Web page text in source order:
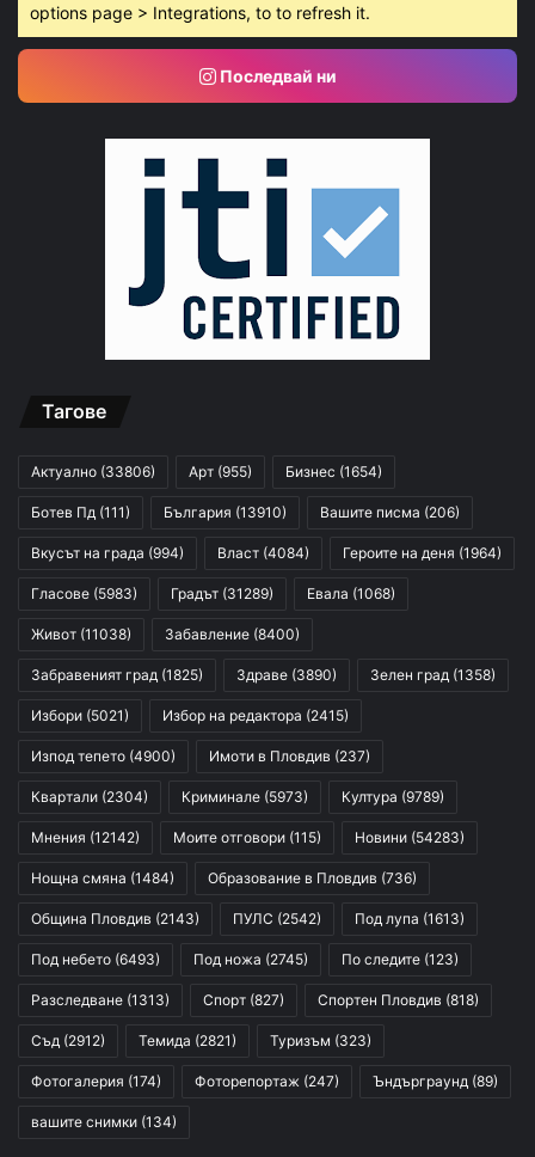
options page > Integrations, to to refresh it.
Последвай ни
Тагове
Актуално (33806) Арт (955) Бизнес (1654)
Ботев Пд (111) България (13910) Вашите писма (206)
Вкусът на града (994) Власт (4084) Героите на деня (1964)
Гласове (5983) Градът (31289) Евала (1068)
Живот (11038) Забавление (8400)
Забравеният град (1825) Здраве (3890) Зелен град (1358)
Избори (5021) Избор на редактора (2415)
Изпод тепето (4900) Имоти в Пловдив (237)
Квартали (2304) Криминале (5973) Култура (9789)
Мнения (12142) Моите отговори (115) Новини (54283)
Нощна смяна (1484) Образование в Пловдив (736)
Община Пловдив (2143) ПУЛС (2542) Под лупа (1613)
Под небето (6493) Под ножа (2745) По следите (123)
Разследване (1313) Спорт (827) Спортен Пловдив (818)
Съд (2912) Темида (2821) Туризъм (323)
Фотогалерия (174) Фоторепортаж (247) Ъндърграунд (89)
вашите снимки (134)